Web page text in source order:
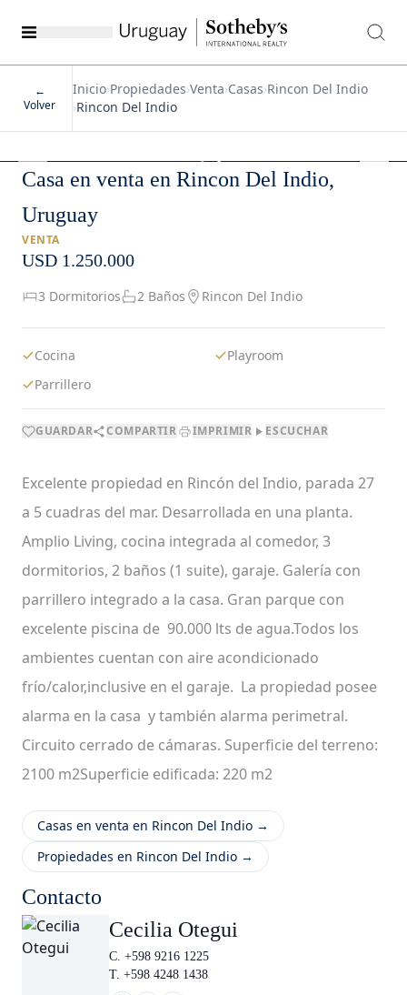
←
Volver
Inicio›Propiedades›Venta›Casas›Rincon Del Indio
›Rincon Del Indio
1/24
Casa en venta en Rincon Del Indio,
Uruguay
VENTA
USD 1.250.000
3 Dormitorios 2 Baños Rincon Del Indio
Cocina
Playroom
Parrillero
GUARDAR COMPARTIR IMPRIMIR ESCUCHAR
Excelente propiedad en Rincón del Indio, parada 27
a 5 cuadras del mar. Desarrollada en una planta.
Amplio Living, cocina integrada al comedor, 3
dormitorios, 2 baños (1 suite), garaje. Galería con
parrillero integrado a la casa. Gran parque con
excelente piscina de 90.000 lts de agua.Todos los
ambientes cuentan con aire acondicionado
frío/calor,inclusive en el garaje. La propiedad posee
alarma en la casa y también alarma perimetral.
Circuito cerrado de cámaras. Superficie del terreno:
2100 m2Superficie edificada: 220 m2
Casas en venta en Rincon Del Indio →
Propiedades en Rincon Del Indio →
Contacto
Cecilia Otegui
C. +598 9216 1225
T. +598 4248 1438